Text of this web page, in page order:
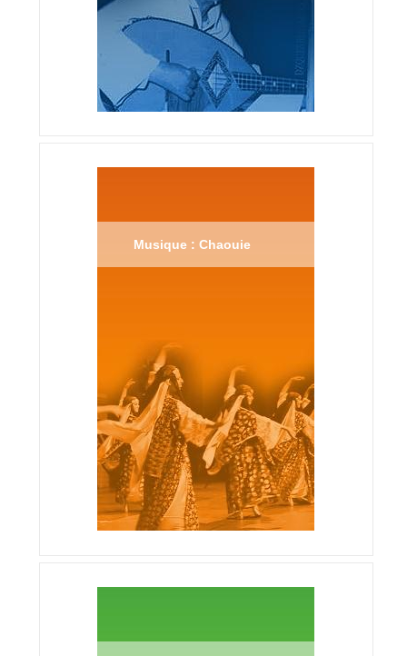
Musique : Chaouie